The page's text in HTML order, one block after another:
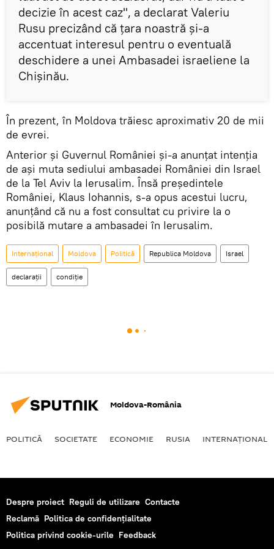
decizie în acest caz", a declarat Valeriu
Rusu precizând că țara noastră și-a
accentuat interesul pentru o eventuală
deschidere a unei Ambasadei israeliene la
Chișinău.
În prezent, în Moldova trăiesc aproximativ 20 de mii
de evrei.
Anterior și Guvernul României și-a anunțat intenţia
de ași muta sediului ambasadei României din Israel
de la Tel Aviv la Ierusalim. Însă preşedintele
României, Klaus Iohannis, s-a opus acestui lucru,
anunţând că nu a fost consultat cu privire la o
posibilă mutare a ambasadei în Ierusalim.
Internaţional Moldova Politică Republica Moldova Israel
declarații condiție
Moldova-România
POLITICĂ SOCIETATE ECONOMIE RUSIA INTERNAŢIONAL
Despre proiect Reguli de utilizare Contacte
Reclamă Politica de confidențialitate
Politica privind cookie-urile Feedback